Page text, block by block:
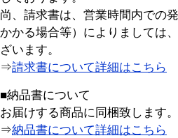
尚、請求書は、営業時間内での
かかる場合等）によりましては
ざいます。
⇒請求書について詳細はこちら
■納品書について
お届けする商品に同梱致します。
⇒納品書について詳細はこちら